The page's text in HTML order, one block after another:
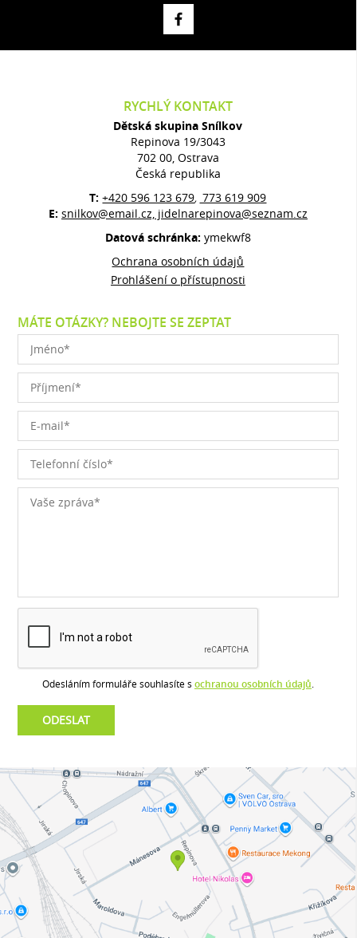
RYCHLÝ KONTAKT
Dětská skupina Snílkov
Repinova 19/3043
702 00, Ostrava
Česká republika
T:+420 596 123 679, 773 619 909
E: snilkov@email.cz, jidelnarepinova@seznam.cz
Datová schránka: ymekwf8
Ochrana osobních údajů
Prohlášení o přístupnosti
MÁTE OTÁZKY? NEBOJTE SE ZEPTAT
Odesláním formuláře souhlasíte s ochranou osobních údajů